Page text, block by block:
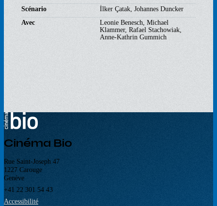
Scénario
İlker Çatak, Johannes Duncker
Avec
Leonie Benesch, Michael
Klammer, Rafael Stachowiak,
Anne-Kathrin Gummich
Cinéma Bio
Rue Saint-Joseph 47
1227 Carouge
Genève
+41 22 301 54 43
Accessibilité